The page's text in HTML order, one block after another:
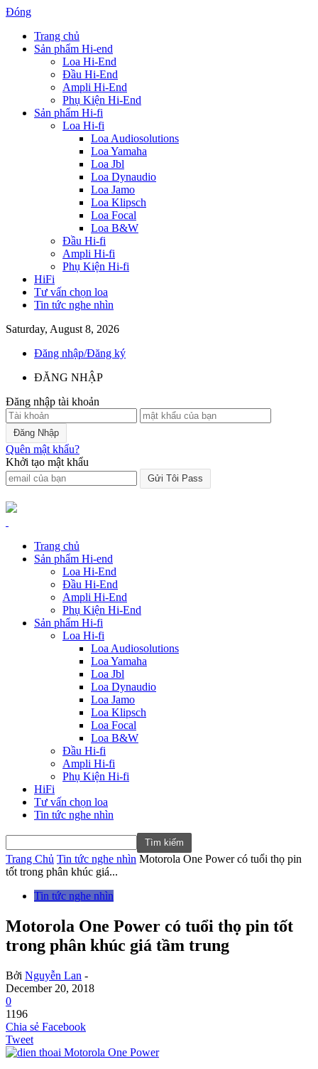
Đóng
Trang chủ
Sản phẩm Hi-end
Loa Hi-End
Đầu Hi-End
Ampli Hi-End
Phụ Kiện Hi-End
Sản phẩm Hi-fi
Loa Hi-fi
Loa Audiosolutions
Loa Yamaha
Loa Jbl
Loa Dynaudio
Loa Jamo
Loa Klipsch
Loa Focal
Loa B&W
Đầu Hi-fi
Ampli Hi-fi
Phụ Kiện Hi-fi
HiFi
Tư vấn chọn loa
Tin tức nghe nhìn
Saturday, August 8, 2026
Đăng nhập/Đăng ký
ĐĂNG NHẬP
Đăng nhập tài khoản
Quên mật khẩu?
Khởi tạo mật khẩu
Trang chủ
Sản phẩm Hi-end
Loa Hi-End
Đầu Hi-End
Ampli Hi-End
Phụ Kiện Hi-End
Sản phẩm Hi-fi
Loa Hi-fi
Loa Audiosolutions
Loa Yamaha
Loa Jbl
Loa Dynaudio
Loa Jamo
Loa Klipsch
Loa Focal
Loa B&W
Đầu Hi-fi
Ampli Hi-fi
Phụ Kiện Hi-fi
HiFi
Tư vấn chọn loa
Tin tức nghe nhìn
Trang Chủ Tin tức nghe nhìn Motorola One Power có tuổi thọ pin
tốt trong phân khúc giá...
Tin tức nghe nhìn
Motorola One Power có tuổi thọ pin tốt
trong phân khúc giá tầm trung
Bởi Nguyễn Lan -
December 20, 2018
0
1196
Chia sẻ Facebook
Tweet